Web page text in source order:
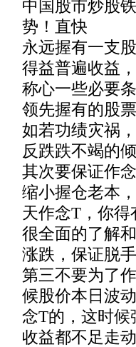
中国股市炒股
势！直快
永远握有一支
得益普遍收益
称心一些必要条
领先握有的股
如若功绩灾祸
反跌跌不竭的
其次要保证作
缩小握仓老本
天作念T，你
很全面的了解
涨跌，保证脱
第三不要为了
候股价本日波
念T的，这时候
收益都不足走